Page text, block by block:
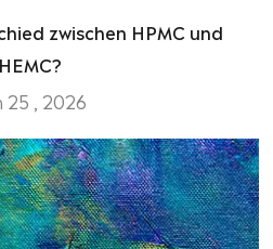
zwischen HPMC und
HEMC?
25 , 2026